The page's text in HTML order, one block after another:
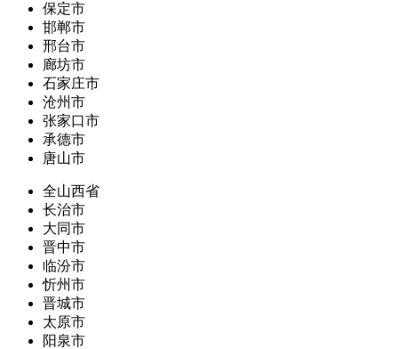
保定市
邯郸市
邢台市
廊坊市
石家庄市
沧州市
张家口市
承德市
唐山市
全山西省
长治市
大同市
晋中市
临汾市
忻州市
晋城市
太原市
阳泉市